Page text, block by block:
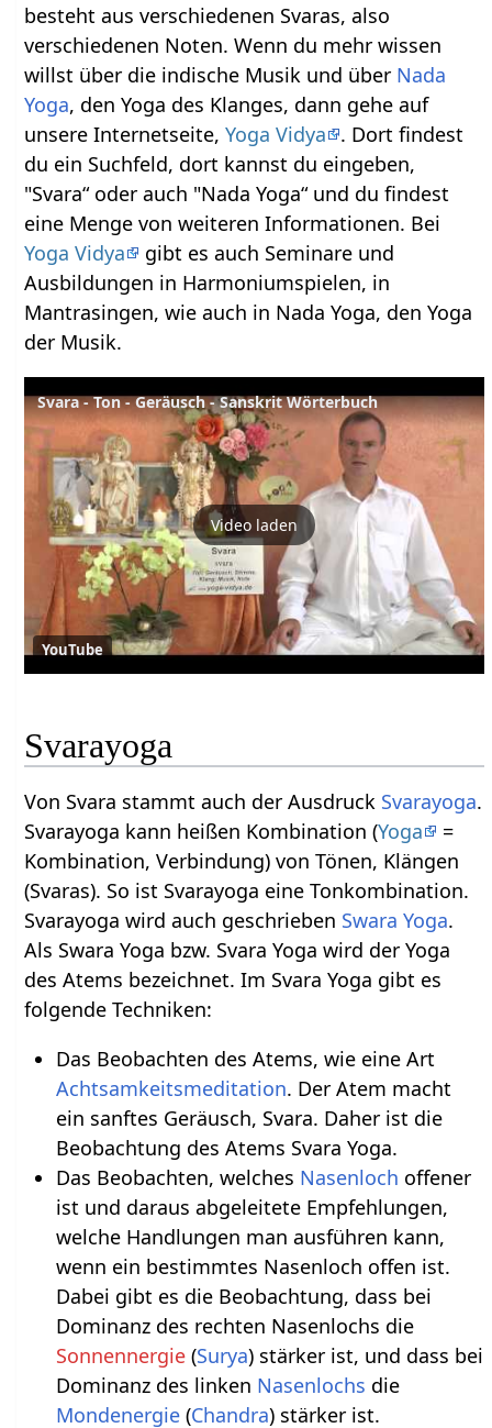
besteht aus verschiedenen Svaras, also
verschiedenen Noten. Wenn du mehr wissen
willst über die indische Musik und über Nada
Yoga, den Yoga des Klanges, dann gehe auf
unsere Internetseite,Yoga Vidya
. Dort findest
du ein Suchfeld, dort kannst du eingeben,
"Svara“ oder auch "Nada Yoga“ und du findest
eine Menge von weiteren Informationen. Bei
Yoga Vidya
gibt es auch Seminare und
Ausbildungen in Harmoniumspielen, in
Mantrasingen, wie auch in Nada Yoga, den Yoga
der Musik.
Svara - Ton - Geräusch - Sanskrit Wörterbuch
Video laden
YouTube
Svarayoga
Von Svara stammt auch der Ausdruck Svarayoga.
Svarayoga kann heißen Kombination (Yoga
=
Kombination, Verbindung) von Tönen, Klängen
(Svaras). So ist Svarayoga eine Tonkombination.
Svarayoga wird auch geschrieben Swara Yoga.
Als Swara Yoga bzw. Svara Yoga wird der Yoga
des Atems bezeichnet. Im Svara Yoga gibt es
folgende Techniken:
Das Beobachten des Atems, wie eine Art
Achtsamkeitsmeditation. Der Atem macht
ein sanftes Geräusch, Svara. Daher ist die
Beobachtung des Atems Svara Yoga.
Das Beobachten, welches Nasenloch offener
ist und daraus abgeleitete Empfehlungen,
welche Handlungen man ausführen kann,
wenn ein bestimmtes Nasenloch offen ist.
Dabei gibt es die Beobachtung, dass bei
Dominanz des rechten Nasenlochs die
Sonnennergie(Surya) stärker ist, und dass bei
Dominanz des linken Nasenlochs die
Mondenergie(Chandra) stärker ist.